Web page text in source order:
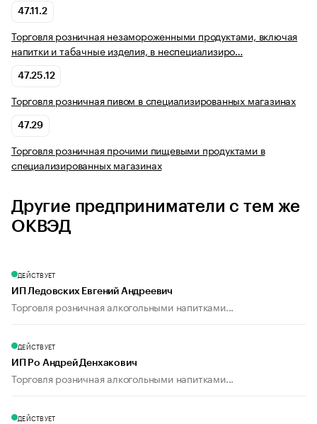
47.11.2
Торговля розничная незамороженными продуктами, включая
напитки и табачные изделия, в неспециализиро…
47.25.12
Торговля розничная пивом в специализированных магазинах
47.29
Торговля розничная прочими пищевыми продуктами в
специализированных магазинах
Другие предприниматели с тем же
ОКВЭД
ДЕЙСТВУЕТ
ИП Ледовских Евгений Андреевич
Торговля розничная алкогольными напитками...
ДЕЙСТВУЕТ
ИП Ро Андрей Денхакович
Торговля розничная алкогольными напитками...
ДЕЙСТВУЕТ